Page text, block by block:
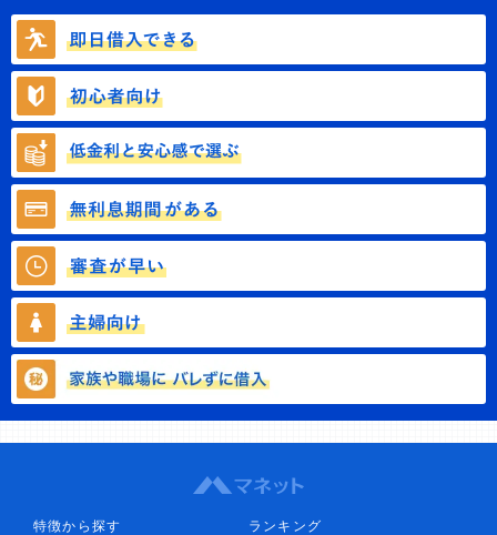
特徴から探す
ランキング